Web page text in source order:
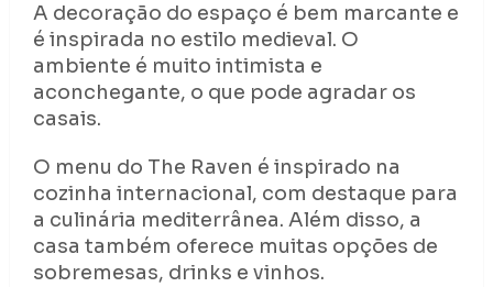
A decoração do espaço é bem marcante e
é inspirada no estilo medieval. O
ambiente é muito intimista e
aconchegante, o que pode agradar os
casais.
O menu do The Raven é inspirado na
cozinha internacional, com destaque para
a culinária mediterrânea. Além disso, a
casa também oferece muitas opções de
sobremesas, drinks e vinhos.